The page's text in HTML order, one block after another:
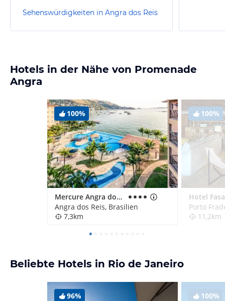
Sehenswürdigkeiten in Angra dos Reis
Hotels in der Nähe von Promenade
Angra
100%
Mercure Angra dos Reis
Angra dos Reis, Brasilien
7,3km
100%
Porto
11,2km
Beliebte Hotels in Rio de Janeiro
96% 100%